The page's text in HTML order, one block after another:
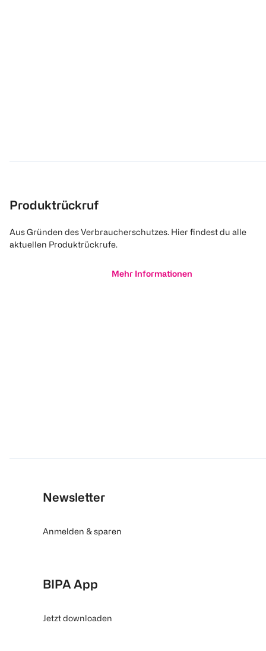
Produktrückruf
Aus Gründen des Verbraucherschutzes. Hier findest du alle
aktuellen Produktrückrufe.
Mehr Informationen
Newsletter
Anmelden & sparen
BIPA App
Jetzt downloaden